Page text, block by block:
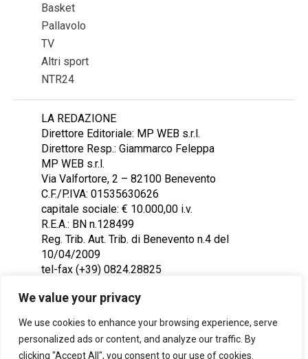
We value your privacy
We use cookies to enhance your browsing experience, serve
personalized ads or content, and analyze our traffic. By
clicking "Accept All", you consent to our use of cookies.
Basket
Pallavolo
TV
Altri sport
NTR24
LA REDAZIONE
Direttore Editoriale: MP WEB s.r.l.
Direttore Resp.: Giammarco Feleppa
MP WEB s.r.l.
Via Valfortore, 2 – 82100 Benevento
C.F./P.IVA: 01535630626
capitale sociale: € 10.000,00 i.v.
R.E.A.: BN n.128499
Reg. Trib. Aut. Trib. di Benevento n.4 del
10/04/2009
tel-fax (+39) 0824.28825